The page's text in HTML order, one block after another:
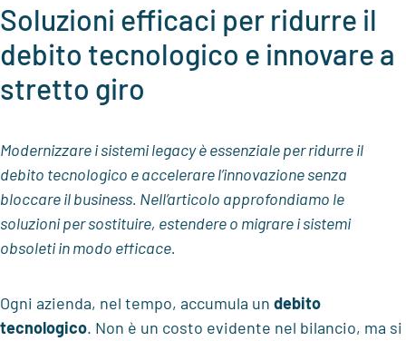
Soluzioni efficaci per ridurre il
debito tecnologico e innovare a
stretto giro
Modernizzare i sistemi legacy è essenziale per ridurre il
debito tecnologico e accelerare l’innovazione senza
bloccare il business. Nell’articolo approfondiamo le
soluzioni per sostituire, estendere o migrare i sistemi
obsoleti in modo efficace.
Ogni azienda, nel tempo, accumula un debito
tecnologico. Non è un costo evidente nel bilancio, ma si